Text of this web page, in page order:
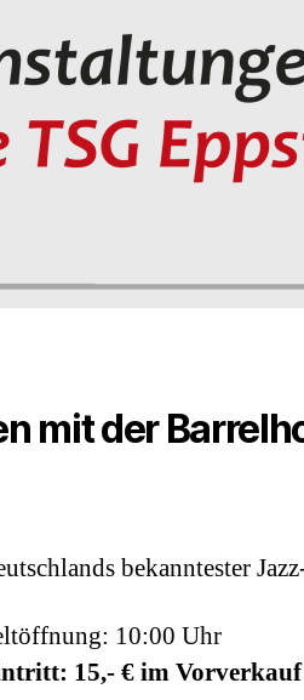
mit der
bekanntester
10:00 Uhr
15,- € im Vorverkauf